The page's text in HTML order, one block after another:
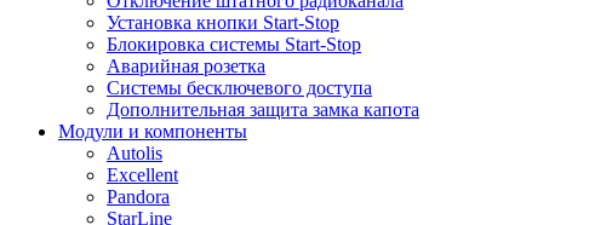
Установка кнопки Start-Stop
Блокировка системы Start-Stop
Аварийная розетка
Системы бесключевого доступа
Дополнительная защита замка капота
Модули и компоненты
Autolis
Excellent
Pandora
StarLine